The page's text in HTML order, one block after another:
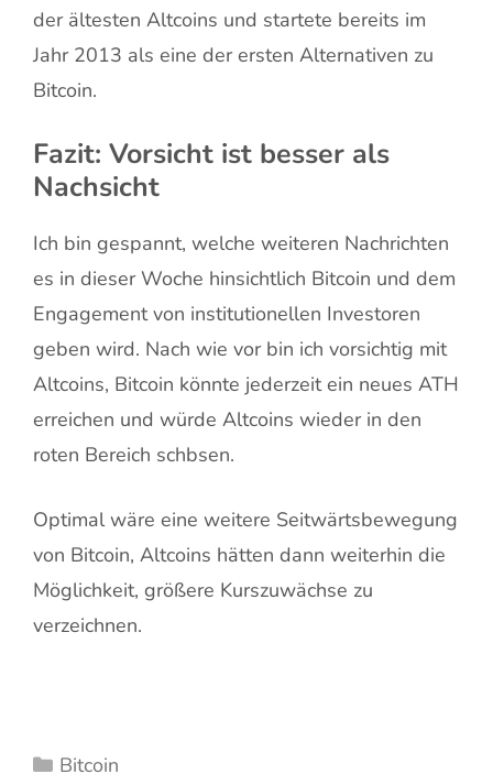
der ältesten Altcoins und startete bereits im
Jahr 2013 als eine der ersten Alternativen zu
Bitcoin.
Fazit: Vorsicht ist besser als
Nachsicht
Ich bin gespannt, welche weiteren Nachrichten
es in dieser Woche hinsichtlich Bitcoin und dem
Engagement von institutionellen Investoren
geben wird. Nach wie vor bin ich vorsichtig mit
Altcoins, Bitcoin könnte jederzeit ein neues ATH
erreichen und würde Altcoins wieder in den
roten Bereich schbsen.
Optimal wäre eine weitere Seitwärtsbewegung
von Bitcoin, Altcoins hätten dann weiterhin die
Möglichkeit, größere Kurszuwächse zu
verzeichnen.
Kategorien
Bitcoin